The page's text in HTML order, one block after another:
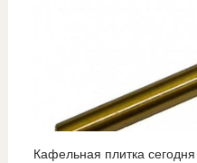
Кафельная плитка